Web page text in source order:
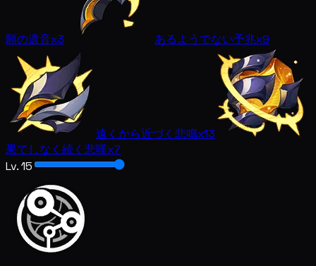
願の遺音x3 あるようでない予兆x9
遠くから近づく悲鳴x13
果てしなく続く悲嘆x7
Lv. 15